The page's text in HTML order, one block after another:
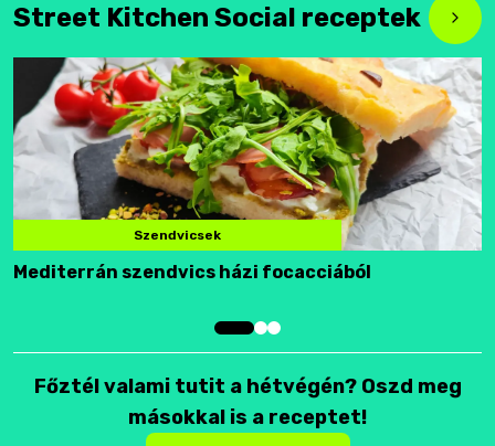
Street Kitchen Social receptek
Szendvicsek
Mediterrán szendvics házi focacciából
Főztél valami tutit a hétvégén? Oszd meg
másokkal is a receptet!